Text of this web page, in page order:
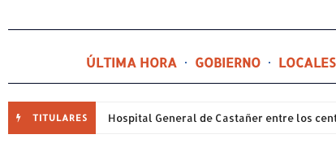
ÚLTIMA HORA GOBIERNO LOCALES
TITULARES